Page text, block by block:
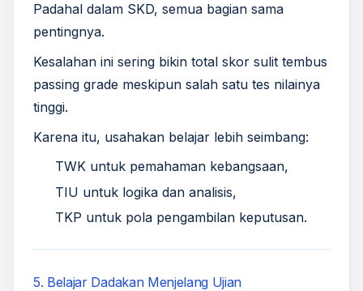
Padahal dalam SKD, semua bagian sama
pentingnya.
Kesalahan ini sering bikin total skor sulit tembus
passing grade meskipun salah satu tes nilainya
tinggi.
Karena itu, usahakan belajar lebih seimbang:
TWK untuk pemahaman kebangsaan,
TIU untuk logika dan analisis,
TKP untuk pola pengambilan keputusan.
5. Belajar Dadakan Menjelang Ujian